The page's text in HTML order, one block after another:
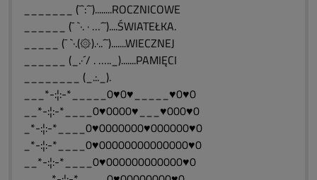
_______ (¯`:´¯)........ROCZNICOWE
______ (¯ `·. · …´¯)....ŚWIATEŁKA.
_____ (¯ `·.(۞).·..´¯).......WIECZNEJ
______ (_.·´/ . ….._).......PAMIĘCI
________ (_.:._).
___*-:¦:-*_____0♥0♥_____♥0♥0
__*-:¦:-*____0♥0000♥___♥000♥0
_*-:¦:-*____0♥0000000♥000000♥0
_*-:¦:-*____0♥00000000000000♥0
__*-:¦:-*____0♥000000000000♥0